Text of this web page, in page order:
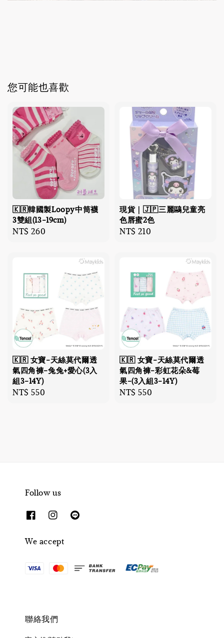
您可能也喜歡
🇰🇷韓國製Loopy中筒襪
3雙組(13-19cm)
Regular
NT$ 260
現貨｜🇯🇵三麗鷗兒童亮
色唇蜜2色
Regular
NT$ 210
🇰🇷 女寶-天絲莫代爾透
氣四角褲-兔兔+愛心(3入
組3-14Y)
Regular
NT$ 550
🇰🇷 女寶-天絲莫代爾透
氣四角褲-彩虹花朵&莓
果-(3入組3-14Y)
Regular
NT$ 550
Follow us
We accept
聯絡我們